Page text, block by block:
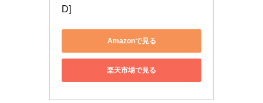
D]
Amazonで見る
楽天市場で見る